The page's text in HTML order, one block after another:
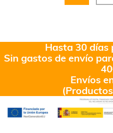
Hasta 30 días
Sin gastos de envío
Envíos